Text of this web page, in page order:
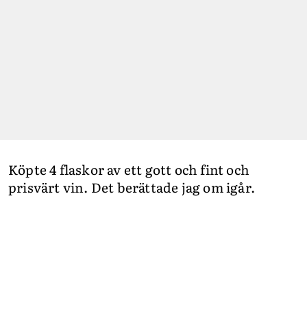
Köpte 4 flaskor av ett gott och fint och
prisvärt vin. Det berättade jag om igår.